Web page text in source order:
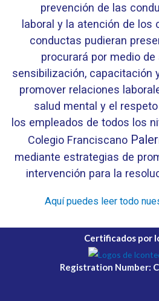
prevención de las
laboral y la atención de los
conductas pudieran
procurará por medio
sensibilización, capacitación
promover relaciones
salud mental y el
los empleados de todos los
Colegio Franciscano
mediante estrategias de
intervención para la
Aquí puedes leer todo
Certificados por
Registration Number: